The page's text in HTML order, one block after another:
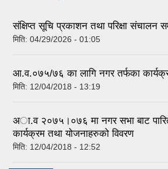
संक्षिप्त सूचि प्रकाशन तथा परिक्षा संचालन
मिति: 04/29/2026 - 01:05
आ.व.०७५/७६ का लागि नगर तर्फका
मिति: 12/04/2018 - 13:19
अा.व २०७५।०७६ मा नगर सभा बाट
कार्यक्रम तथा योजनाहरुको विवरण
मिति: 12/04/2018 - 12:52